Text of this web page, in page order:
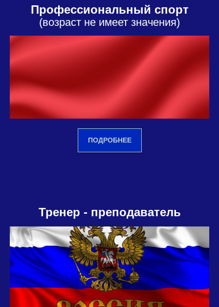
Профессиональный спорт
(возраст не имеет значения)
ПОДРОБНЕЕ
Тренер - преподаватель